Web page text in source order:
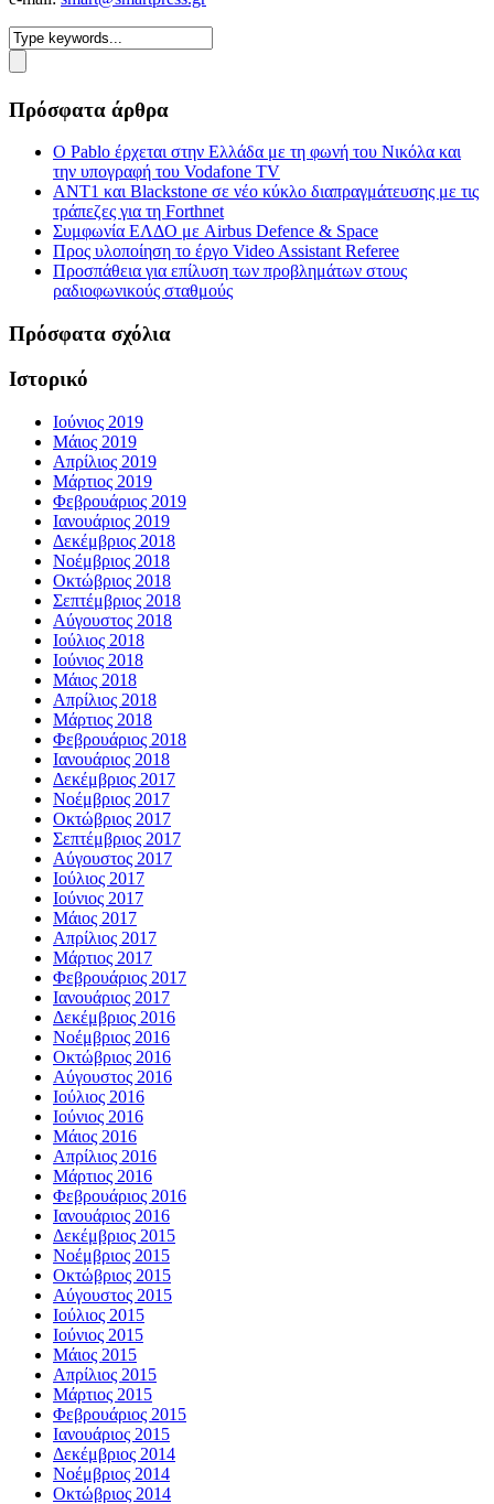
Πρόσφατα άρθρα
Ο Pablo έρχεται στην Ελλάδα με τη φωνή του Νικόλα και
την υπογραφή του Vodafone TV
ΑΝΤ1 και Blackstone σε νέο κύκλο διαπραγμάτευσης με τις
τράπεζες για τη Forthnet
Συμφωνία ΕΛΔΟ με Airbus Defence & Space
Προς υλοποίηση το έργο Video Assistant Referee
Προσπάθεια για επίλυση των προβλημάτων στους
ραδιοφωνικούς σταθμούς
Πρόσφατα σχόλια
Ιστορικό
Ιούνιος 2019
Μάιος 2019
Απρίλιος 2019
Μάρτιος 2019
Φεβρουάριος 2019
Ιανουάριος 2019
Δεκέμβριος 2018
Νοέμβριος 2018
Οκτώβριος 2018
Σεπτέμβριος 2018
Αύγουστος 2018
Ιούλιος 2018
Ιούνιος 2018
Μάιος 2018
Απρίλιος 2018
Μάρτιος 2018
Φεβρουάριος 2018
Ιανουάριος 2018
Δεκέμβριος 2017
Νοέμβριος 2017
Οκτώβριος 2017
Σεπτέμβριος 2017
Αύγουστος 2017
Ιούλιος 2017
Ιούνιος 2017
Μάιος 2017
Απρίλιος 2017
Μάρτιος 2017
Φεβρουάριος 2017
Ιανουάριος 2017
Δεκέμβριος 2016
Νοέμβριος 2016
Οκτώβριος 2016
Αύγουστος 2016
Ιούλιος 2016
Ιούνιος 2016
Μάιος 2016
Απρίλιος 2016
Μάρτιος 2016
Φεβρουάριος 2016
Ιανουάριος 2016
Δεκέμβριος 2015
Νοέμβριος 2015
Οκτώβριος 2015
Αύγουστος 2015
Ιούλιος 2015
Ιούνιος 2015
Μάιος 2015
Απρίλιος 2015
Μάρτιος 2015
Φεβρουάριος 2015
Ιανουάριος 2015
Δεκέμβριος 2014
Νοέμβριος 2014
Οκτώβριος 2014